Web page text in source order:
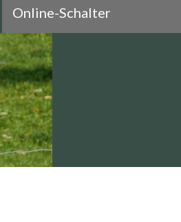
Online-Schalter